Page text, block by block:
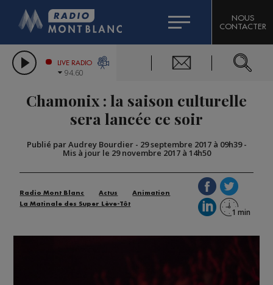
LES CHRONIQUES DE L'EXPERT
CITIZEN MACHINERY
GRAND MASSIF DOMAINES SKIABLES
BIGARD
COMPAGNIE DU MONT-BLANC
NOUS
CONTACTER
LIVE RADIO
94.60
Chamonix : la saison culturelle
sera lancée ce soir
Publié par Audrey Bourdier- 29 septembre 2017 à 09h39-
Mis à jour le 29 novembre 2017 à 14h50
Radio Mont Blanc Actus
Animation
La Matinale des Super Lève-Tôt